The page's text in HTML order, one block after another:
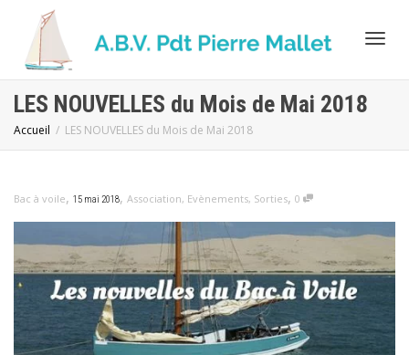
LES NOUVELLES du Mois de Mai 2018
Accueil LES NOUVELLES du Mois de Mai 2018
Bac à voile, 15 mai 2018, Association, Evènements, Sorties, 0